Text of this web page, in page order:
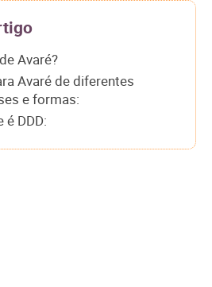
Avaré?
Avaré de diferentes
e formas:
é DDD: